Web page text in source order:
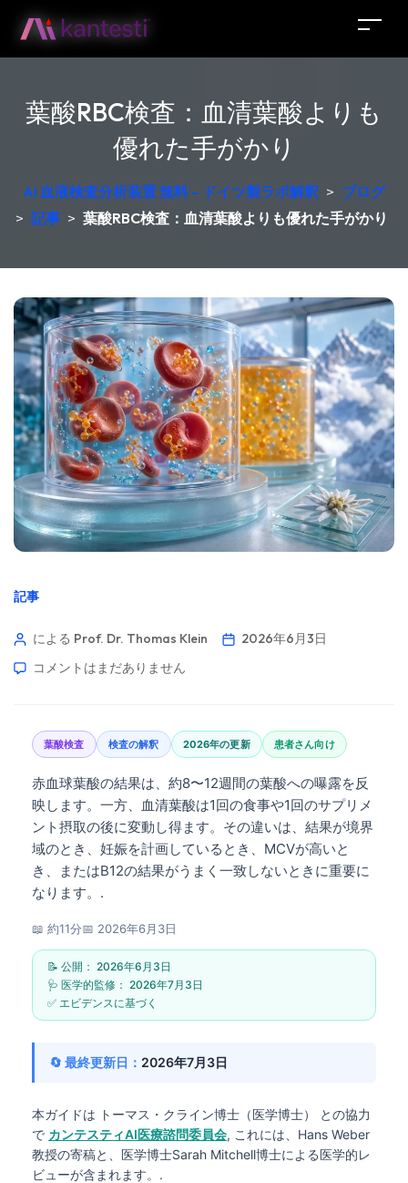
葉酸RBC検査：血清葉酸よりも
優れた手がかり
AI 血液検査分析装置 無料 – ドイツ製ラボ解釈 > ブログ
> 記事 > 葉酸RBC検査：血清葉酸よりも優れた手がかり
記事
による Prof. Dr. Thomas Klein
2026年6月3日
コメントはまだありません
葉酸検査 検査の解釈 2026年の更新 患者さん向け
赤血球葉酸の結果は、約8〜12週間の葉酸への曝露を反
映します。一方、血清葉酸は1回の食事や1回のサプリメ
ント摂取の後に変動し得ます。その違いは、結果が境界
域のとき、妊娠を計画しているとき、MCVが高いと
き、またはB12の結果がうまく一致しないときに重要に
なります。.
📖 約11分📅 2026年6月3日
📝 公開： 2026年6月3日
🩺 医学的監修： 2026年7月3日
✅ エビデンスに基づく
🔄 最終更新日： 2026年7月3日
本ガイドは トーマス・クライン博士（医学博士）
との協力
で カンテスティAI医療諮問委員会, これには、Hans Weber
教授の寄稿と、医学博士Sarah Mitchell博士による医学的レ
ビューが含まれます。.